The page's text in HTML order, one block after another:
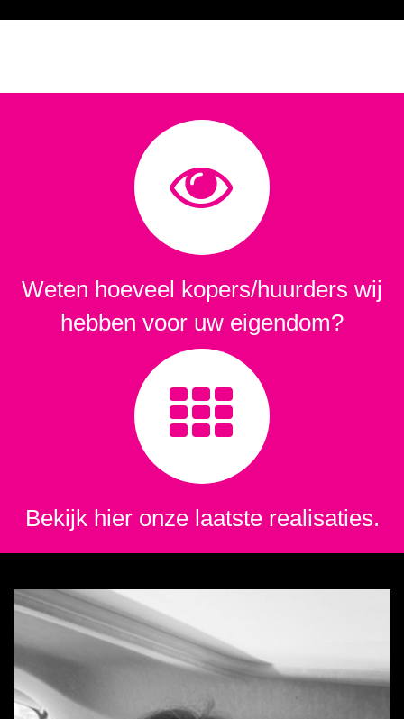
Weten hoeveel kopers/huurders wij
hebben voor uw eigendom?
Bekijk hier onze laatste realisaties.